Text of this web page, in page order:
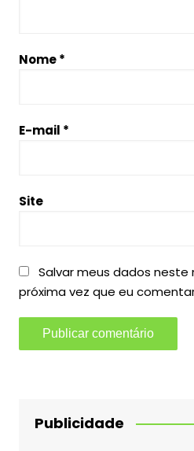
Nome*
E-mail *
Site
Salvar meus dados
próxima vez que eu
Publicidade